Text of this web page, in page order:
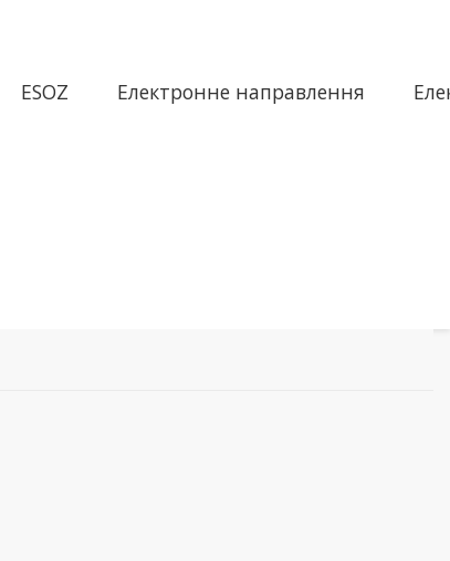
ESOZ Електронне направлення